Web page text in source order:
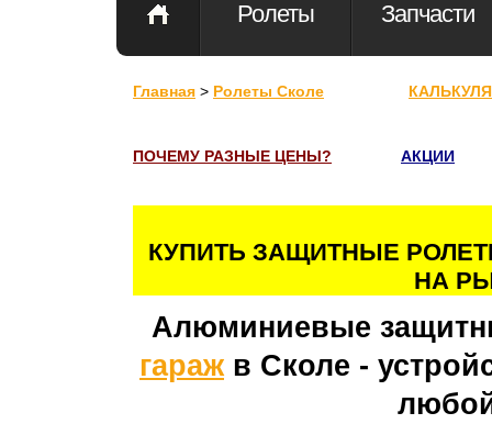
Ролеты Запчасти
Главная > Ролеты Сколе
ПОЧЕМУ РАЗНЫЕ ЦЕНЫ? АКЦИИ
КУПИТЬ ЗАЩИТНЫЕ
НА
Алюминиевые
гараж в Сколе -